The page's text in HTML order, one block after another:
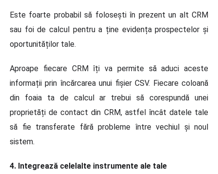
Este foarte probabil să folosești în prezent un alt CRM
sau foi de calcul pentru a ține evidența prospectelor și
oportunităților tale.
Aproape fiecare CRM îți va permite să aduci aceste
informații prin încărcarea unui fișier CSV. Fiecare coloană
din foaia ta de calcul ar trebui să corespundă unei
proprietăți de contact din CRM, astfel încât datele tale
să fie transferate fără probleme între vechiul și noul
sistem.
4. Integrează celelalte instrumente ale tale